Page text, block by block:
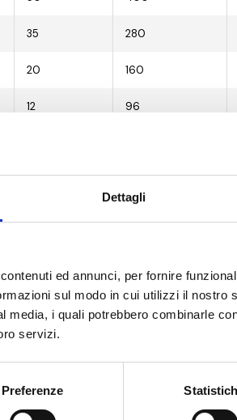
Dettagli
ed annunci, per fornire
sul modo in cui utilizzi il nostro
media, i quali potrebbero combinarle
servizi.
Preferenze
35 280
20 160
12 96
10 40
-